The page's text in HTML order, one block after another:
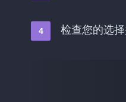
检查您的选